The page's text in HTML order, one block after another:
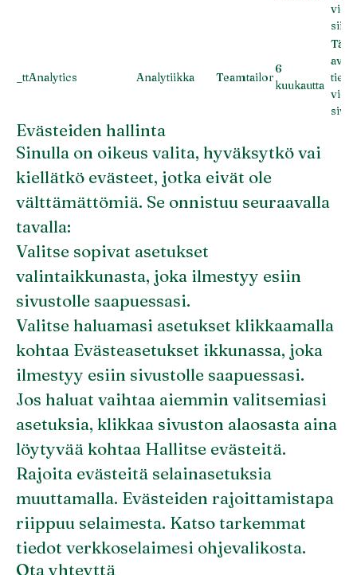
_ttAnalytics Analytiikka Teamtailor
6
kuukautta
Evästeiden hallinta
Sinulla on oikeus valita, hyväksytkö vai
kiellätkö evästeet, jotka eivät ole
välttämättömiä. Se onnistuu seuraavalla
tavalla:
Valitse sopivat asetukset
valintaikkunasta, joka ilmestyy esiin
sivustolle saapuessasi.
Valitse haluamasi asetukset klikkaamalla
kohtaa Evästeasetukset ikkunassa, joka
ilmestyy esiin sivustolle saapuessasi.
Jos haluat vaihtaa aiemmin valitsemiasi
asetuksia, klikkaa sivuston alaosasta aina
löytyvää kohtaa Hallitse evästeitä.
Rajoita evästeitä selainasetuksia
muuttamalla. Evästeiden rajoittamistapa
riippuu selaimesta. Katso tarkemmat
tiedot verkkoselaimesi ohjevalikosta.
Ota yhteyttä